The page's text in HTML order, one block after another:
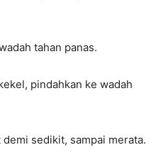
tahan panas.
pindahkan ke wadah
sedikit, sampai merata.